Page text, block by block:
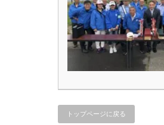
トップページに戻る